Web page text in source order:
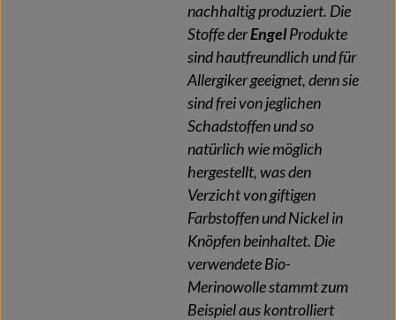
nachhaltig produziert. Die
Stoffe derEngelProdukte
sind hautfreundlich und für
Allergiker geeignet, denn sie
sind frei von jeglichen
Schadstoffen und so
natürlich wie möglich
hergestellt, was den
Verzicht von giftigen
Farbstoffen und Nickel in
Knöpfen beinhaltet. Die
verwendete Bio-
Merinowolle stammt zum
Beispiel aus kontrolliert